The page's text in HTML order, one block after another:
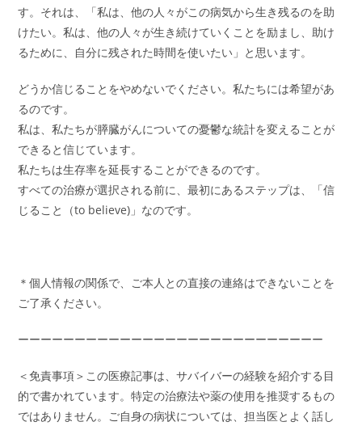
す。それは、「私は、他の人々がこの病気から生き残るのを助
けたい。私は、他の人々が生き続けていくことを励まし、助け
るために、自分に残された時間を使いたい」と思います。
どうか信じることをやめないでください。私たちには希望があ
るのです。
私は、私たちが膵臓がんについての憂鬱な統計を変えることが
できると信じています。
私たちは生存率を延長することができるのです。
すべての治療が選択される前に、最初にあるステップは、「信
じること（to believe)」なのです。
＊個人情報の関係で、ご本人との直接の連絡はできないことを
ご了承ください。
ーーーーーーーーーーーーーーーーーーーーーーーーーーー
＜免責事項＞この医療記事は、サバイバーの経験を紹介する目
的で書かれています。特定の治療法や薬の使用を推奨するもの
ではありません。ご自身の病状については、担当医とよく話し